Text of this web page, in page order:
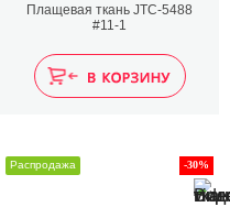
Плащевая ткань JTC-5488
#11-1
-30%
Распродажа